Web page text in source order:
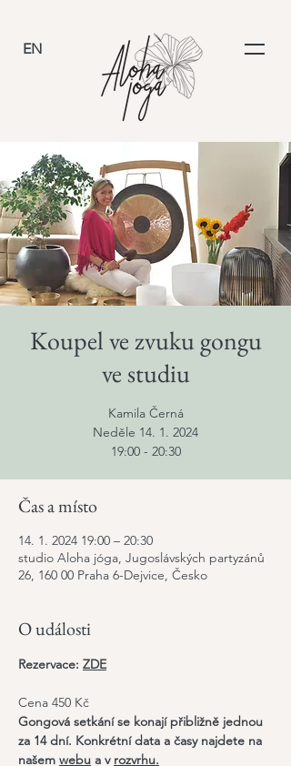
EN
Koupel ve zvuku gongu
ve studiu
Kamila Černá
Neděle 14. 1. 2024
19:00 - 20:30
Čas a místo
14. 1. 2024 19:00 – 20:30
studio Aloha jóga, Jugoslávských partyzánů
26, 160 00 Praha 6-Dejvice, Česko
O události
​Rezervace: ZDE
Cena 450 Kč
Gongová setkání se konají přibližně jednou
za 14 dní. Konkrétní data a časy najdete na
našem webu a v rozvrhu.